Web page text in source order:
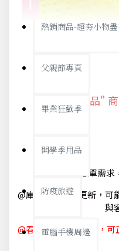
熱銷商品-超夯小物
父親節專頁
畢業狂歡季
開學季用品
防疫旅遊
電腦手機周邊
"快速出貨"
"預購商品"
@如有急單需
@庫存狀態隨時更新，可
與
@春節休節 1/29~2/6，